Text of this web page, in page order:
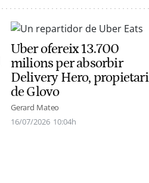
Uber ofereix 13.700
milions per absorbir
Delivery Hero, propietari
de Glovo
Gerard Mateo
16/07/2026 10:04h